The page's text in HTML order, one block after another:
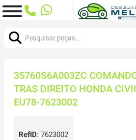
35760S6A003ZC
TRAS DIREITO HONDA
EU78-7623002
RefID: 7623002